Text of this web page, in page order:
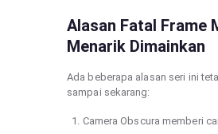
Alasan Fatal Frame
Menarik Dimainkan
Ada beberapa alasan seri ini
sampai sekarang:
Camera Obscura memberi